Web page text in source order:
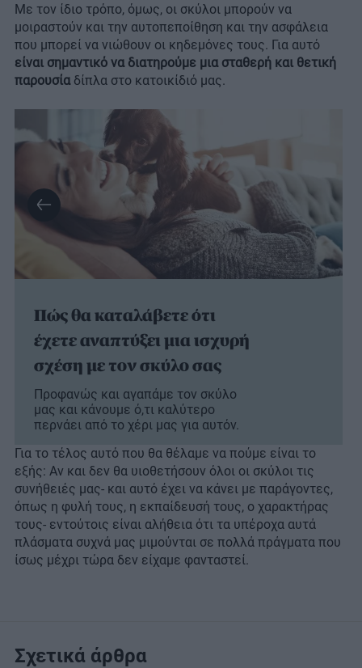
Με τον ίδιο τρόπο, όμως, οι σκύλοι μπορούν να
μοιραστούν και την αυτοπεποίθηση και την ασφάλεια
που μπορεί να νιώθουν οι κηδεμόνες τους. Για αυτό
είναι σημαντικό να διατηρούμε μια σταθερή και θετική
παρουσίαδίπλα στο κατοικίδιό μας.
Πώς θα καταλάβετε ότι
έχετε αναπτύξει μια ισχυρή
σχέση με τον σκύλο σας
Προφανώς και αγαπάμε τον σκύλο
μας και κάνουμε ό,τι καλύτερο
περνάει από το χέρι μας για αυτόν.
Για το τέλος αυτό που θα θέλαμε να πούμε είναι το
εξής: Αν και δεν θα υιοθετήσουν όλοι οι σκύλοι τις
συνήθειές μας- και αυτό έχει να κάνει με παράγοντες,
όπως η φυλή τους, η εκπαίδευσή τους, ο χαρακτήρας
τους- εντούτοις είναι αλήθεια ότι τα υπέροχα αυτά
πλάσματα συχνά μας μιμούνται σε πολλά πράγματα που
ίσως μέχρι τώρα δεν είχαμε φανταστεί.
Σχετικά άρθρα